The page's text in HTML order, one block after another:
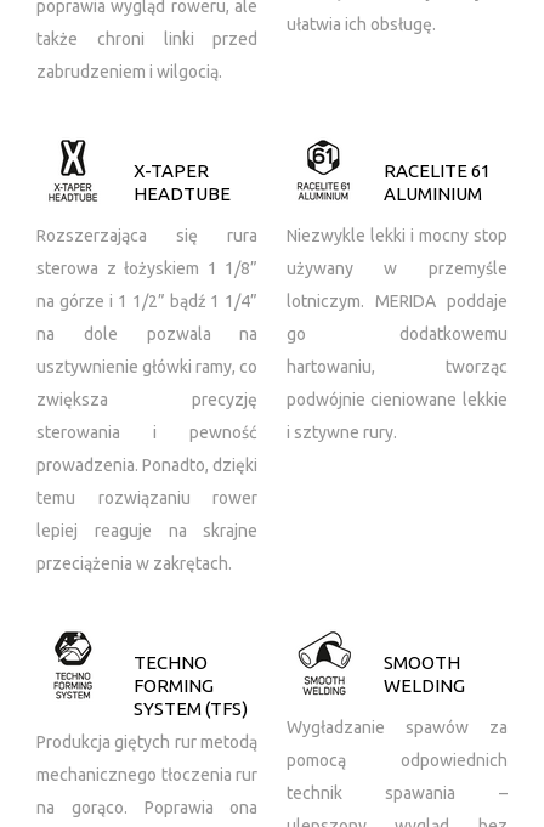
poprawia wygląd roweru, ale
także chroni linki przed
zabrudzeniem i wilgocią.
ułatwia ich obsługę.
X-TAPER
HEADTUBE
Rozszerzająca się rura
sterowa z łożyskiem 1 1/8”
na górze i 1 1/2” bądź 1 1/4”
na dole pozwala na
usztywnienie główki ramy, co
zwiększa precyzję
sterowania i pewność
prowadzenia. Ponadto, dzięki
temu rozwiązaniu rower
lepiej reaguje na skrajne
przeciążenia w zakrętach.
RACELITE 61
ALUMINIUM
Niezwykle lekki i mocny stop
używany w przemyśle
lotniczym. MERIDA poddaje
go dodatkowemu
hartowaniu, tworząc
podwójnie cieniowane lekkie
i sztywne rury.
TECHNO
FORMING
SYSTEM (TFS)
Produkcja giętych rur metodą
mechanicznego tłoczenia rur
na gorąco. Poprawia ona
SMOOTH
WELDING
Wygładzanie spawów za
pomocą odpowiednich
technik spawania –